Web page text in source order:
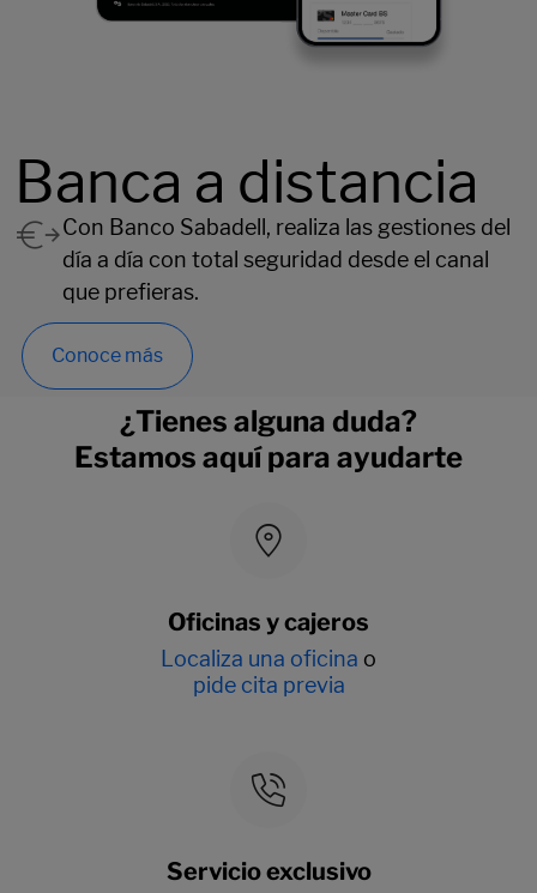
Banca a distancia
Con Banco Sabadell, realiza las gestiones del
día a día con total seguridad desde el canal
que prefieras.
Conoce más
¿Tienes alguna duda?
Estamos aquí para ayudarte
Oficinas y cajeros
Localiza una oficina o
pide cita previa
Servicio exclusivo